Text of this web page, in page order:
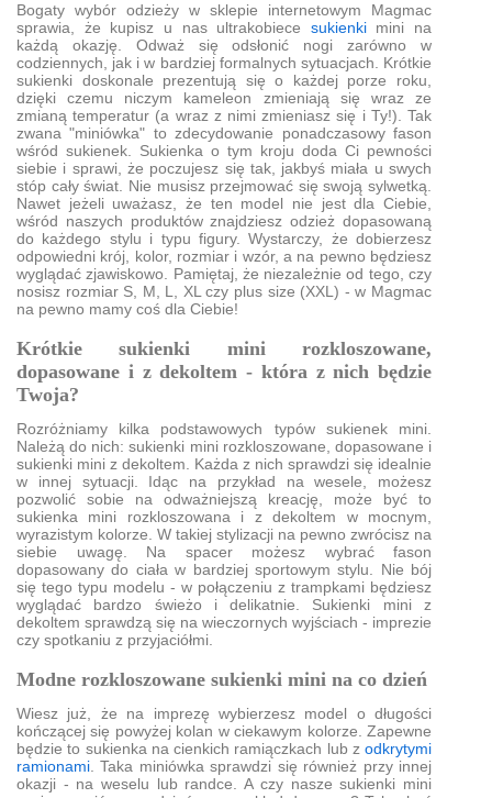
Bogaty wybór odzieży w sklepie internetowym Magmac
sprawia, że kupisz u nas ultrakobiece sukienkimini na
każdą okazję. Odważ się odsłonić nogi zarówno w
codziennych, jak i w bardziej formalnych sytuacjach. Krótkie
sukienki doskonale prezentują się o każdej porze roku,
dzięki czemu niczym kameleon zmieniają się wraz ze
zmianą temperatur (a wraz z nimi zmieniasz się i Ty!). Tak
zwana "miniówka" to zdecydowanie ponadczasowy fason
wśród sukienek. Sukienka o tym kroju doda Ci pewności
siebie i sprawi, że poczujesz się tak, jakbyś miała u swych
stóp cały świat. Nie musisz przejmować się swoją sylwetką.
Nawet jeżeli uważasz, że ten model nie jest dla Ciebie,
wśród naszych produktów znajdziesz odzież dopasowaną
do każdego stylu i typu figury. Wystarczy, że dobierzesz
odpowiedni krój, kolor, rozmiar i wzór, a na pewno będziesz
wyglądać zjawiskowo. Pamiętaj, że niezależnie od tego, czy
nosisz rozmiar S, M, L, XL czy plus size (XXL) - w Magmac
na pewno mamy coś dla Ciebie!
Krótkie sukienki mini rozkloszowane,
dopasowane i z dekoltem - która z nich będzie
Twoja?
Rozróżniamy kilka podstawowych typów sukienek mini.
Należą do nich: sukienki mini rozkloszowane, dopasowane i
sukienki mini z dekoltem. Każda z nich sprawdzi się idealnie
w innej sytuacji. Idąc na przykład na wesele, możesz
pozwolić sobie na odważniejszą kreację, może być to
sukienka mini rozkloszowana i z dekoltem w mocnym,
wyrazistym kolorze. W takiej stylizacji na pewno zwrócisz na
siebie uwagę. Na spacer możesz wybrać fason
dopasowany do ciała w bardziej sportowym stylu. Nie bój
się tego typu modelu - w połączeniu z trampkami będziesz
wyglądać bardzo świeżo i delikatnie. Sukienki mini z
dekoltem sprawdzą się na wieczornych wyjściach - imprezie
czy spotkaniu z przyjaciółmi.
Modne rozkloszowane sukienki mini na co dzień
Wiesz już, że na imprezę wybierzesz model o długości
kończącej się powyżej kolan w ciekawym kolorze. Zapewne
będzie to sukienka na cienkich ramiączkach lub z odkrytymi
ramionami . Taka miniówka sprawdzi się również przy innej
okazji - na weselu lub randce. A czy nasze sukienki mini